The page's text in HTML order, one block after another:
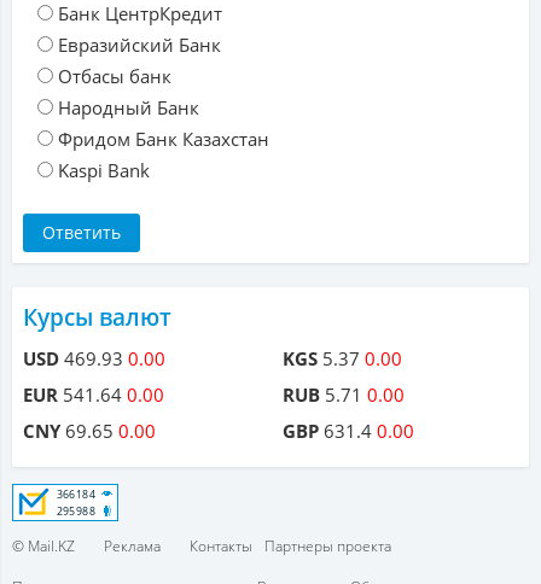
Банк ЦентрКредит
Евразийский Банк
Отбасы банк
Народный Банк
Фридом Банк Казахстан
Kaspi Bank
Курсы валют
USD 469.93 0.00
EUR 541.64 0.00
CNY69.65 0.00
KGS 5.37 0.00
RUB 5.71 0.00
GBP 631.4 0.00
© Mail.KZ Реклама Контакты
Партнеры проекта